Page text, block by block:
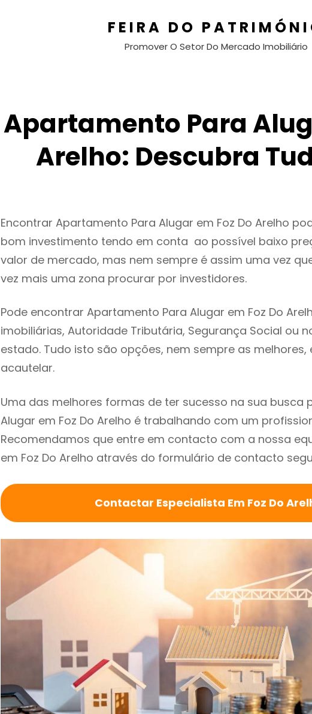
FEIRA DO
Promover O Setor Do Mercado Imobiliário
Apartamento Para
Arelho: Descubra
Encontrar Apartamento Para Alugar em Foz Do Arelho
bom investimento tendo em conta ao possível baixo
valor de mercado, mas nem sempre é assim uma vez
vez mais uma zona procurar por investidores.
Pode encontrar Apartamento Para Alugar em Foz Do
imobiliárias, Autoridade Tributária, Segurança Social ou
estado. Tudo isto são opções, nem sempre as melhores,
acautelar.
Uma das melhores formas de ter sucesso na sua busca
Alugar em Foz Do Arelho é trabalhando com um
Recomendamos que entre em contacto com a nossa
em Foz Do Arelho através do formulário de contacto
Contactar Especialista Em Foz Do